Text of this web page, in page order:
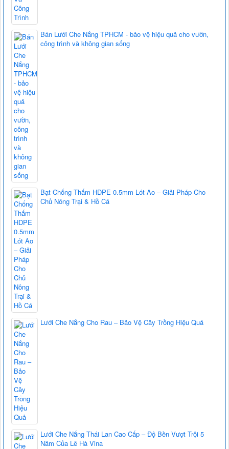
Bán Lưới Che Nắng TPHCM - bảo vệ hiệu quả cho vườn,
công trình và không gian sống
Bạt Chống Thấm HDPE 0.5mm Lót Ao – Giải Pháp Cho
Chủ Nông Trại & Hồ Cá
Lưới Che Nắng Cho Rau – Bảo Vệ Cây Trồng Hiệu Quả
Lưới Che Nắng Thái Lan Cao Cấp – Độ Bền Vượt Trội 5
Năm Của Lê Hà Vina